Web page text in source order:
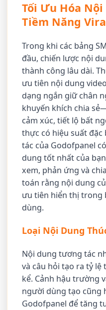
Tối Ưu Hóa
Tiềm Năng
Trong khi các bảng
đầu, chiến lược nội
thành công lâu dài.
ưu tiên nội dung
dạng ngắn giữ chân
khuyến khích chia
cảm xúc, tiết lộ bất
thực có hiệu suất
tác của Godofpanel
dung tốt nhất của
xem, phản ứng và
toán rằng nội dung
ưu tiên hiển thị trong
dùng.
Loại Nội Dung
Nội dung tương tác
và câu hỏi tạo ra tỷ
kể. Cảnh hậu trường
người dùng tạo cũng
Godofpanel để tăng